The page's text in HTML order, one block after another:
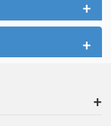
+
+
+